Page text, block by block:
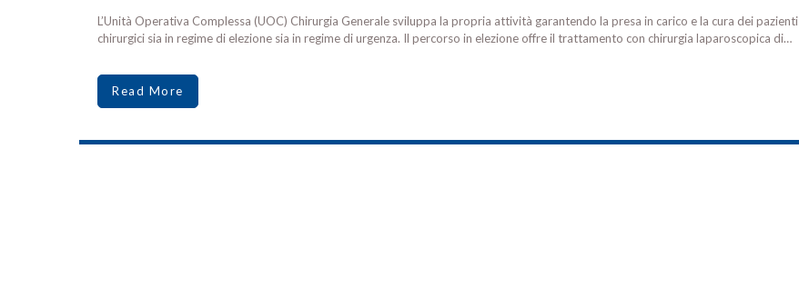
L’Unità Operativa Complessa (UOC) Chirurgia Generale sviluppa la propria attività garantendo la presa in carico e la cura dei pazienti
chirurgici sia in regime di elezione sia in regime di urgenza. Il percorso in elezione offre il trattamento con chirurgia laparoscopica di…
Read More